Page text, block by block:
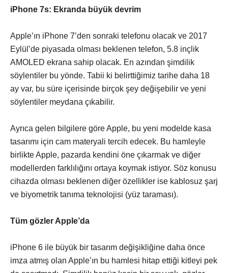
iPhone 7s: Ekranda büyük devrim
Apple’ın iPhone 7’den sonraki telefonu olacak ve 2017
Eylül’de piyasada olması beklenen telefon, 5.8 inçlik
AMOLED ekrana sahip olacak. En azından şimdilik
söylentiler bu yönde. Tabii ki belirttiğimiz tarihe daha 18
ay var, bu süre içerisinde birçok şey değişebilir ve yeni
söylentiler meydana çıkabilir.
Ayrıca gelen bilgilere göre Apple, bu yeni modelde kasa
tasarımı için cam materyali tercih edecek. Bu hamleyle
birlikte Apple, pazarda kendini öne çıkarmak ve diğer
modellerden farklılığını ortaya koymak istiyor. Söz konusu
cihazda olması beklenen diğer özellikler ise kablosuz şarj
ve biyometrik tanıma teknolojisi (yüz taraması).
Tüm gözler Apple’da
iPhone 6 ile büyük bir tasarım değişikliğine daha önce
imza atmış olan Apple’ın bu hamlesi hitap ettiği kitleyi pek